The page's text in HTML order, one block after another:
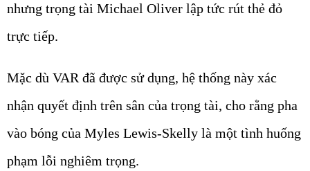
nhưng trọng tài Michael Oliver lập tức rút thẻ đỏ
trực tiếp.
Mặc dù VAR đã được sử dụng, hệ thống này xác
nhận quyết định trên sân của trọng tài, cho rằng pha
vào bóng của Myles Lewis-Skelly là một tình huống
phạm lỗi nghiêm trọng.